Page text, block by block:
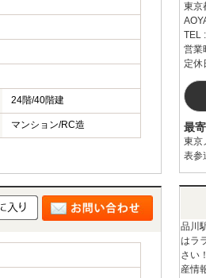
24階/40階建
マンション/RC造
東京
TEL
営業
定休
最
東京
表
品川
はラ
さい
産情